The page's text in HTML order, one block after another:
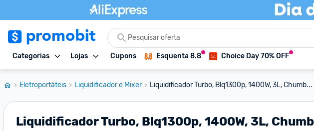
Categorias Lojas Cupons Esquenta 8.8 Choice Day 70% OFF
Eletroportáteis Liquidificador e Mixer Liquidificador Turbo, Blq1300p, 1400W, 3L, Chumb...
Liquidificador Turbo, Blq1300p, 1400W, 3L,